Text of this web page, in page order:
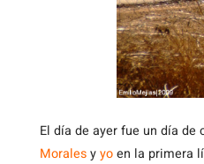
El día de ayer fue un día de
Moralesyyoen la primera